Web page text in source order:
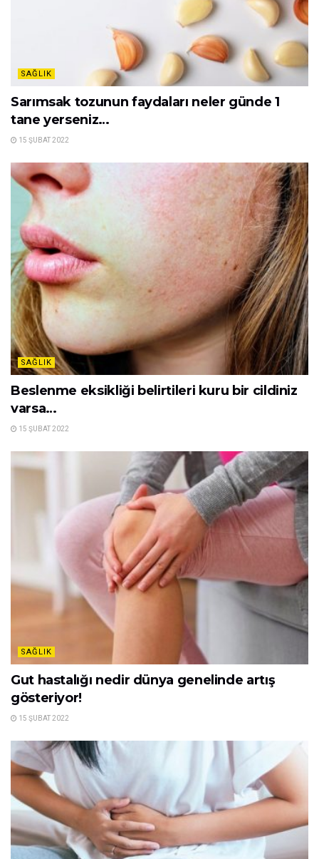
SAĞLIK
Sarımsak tozunun faydaları neler günde 1
tane yerseniz…
15 ŞUBAT 2022
SAĞLIK
Beslenme eksikliği belirtileri kuru bir cildiniz
varsa…
15 ŞUBAT 2022
SAĞLIK
Gut hastalığı nedir dünya genelinde artış
gösteriyor!
15 ŞUBAT 2022